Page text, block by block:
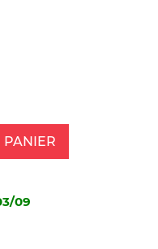
PANIER
09